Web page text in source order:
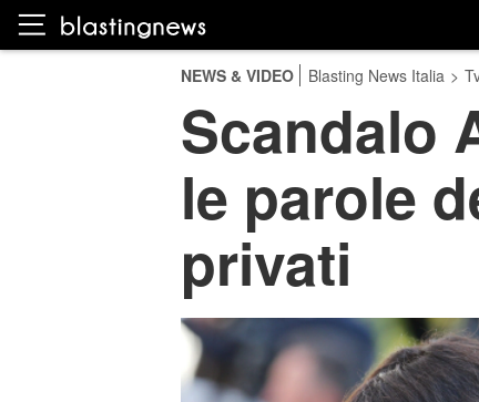
NEWS & VIDEO Blasting News Italia >
Scandalo
le parole
privati